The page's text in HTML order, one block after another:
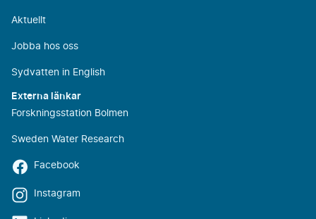
Aktuellt
Jobba hos oss
Sydvatten in English
Externa länkar
Forskningsstation Bolmen
Sweden Water Research
Facebook
Instagram